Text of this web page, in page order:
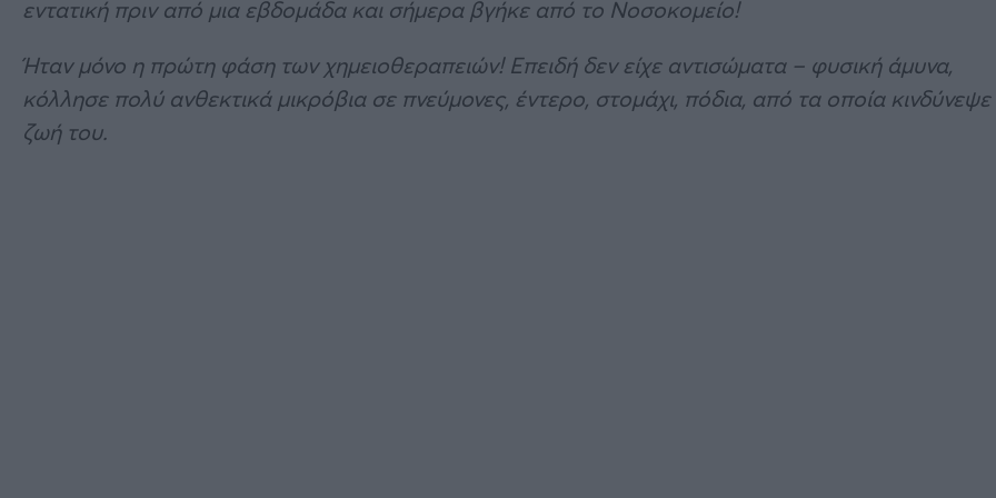
εντατική πριν από μια εβδομάδα και σήμερα βγήκε από το Νοσοκομείο!
Ήταν μόνο η πρώτη φάση των χημειοθεραπειών! Επειδή δεν είχε αντισώματα – φυσική άμυνα,
κόλλησε πολύ ανθεκτικά μικρόβια σε πνεύμονες, έντερο, στομάχι, πόδια, από τα οποία
ζωή του.